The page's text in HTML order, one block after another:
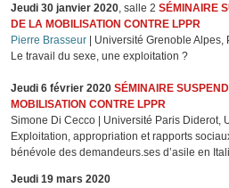
Jeudi 30 janvier 2020, salle 2 SÉMINAIRE
DE LA MOBILISATION CONTRE LPPR
Pierre Brasseur | Université Grenoble Alpes,
Le travail du sexe, une exploitation ?
Jeudi 6 février 2020 SÉMINAIRE
MOBILISATION CONTRE LPPR
Simone Di Cecco | Université Paris Diderot,
Exploitation, appropriation et rapports
bénévole des demandeurs.ses d’asile en
Jeudi 19 mars 2020